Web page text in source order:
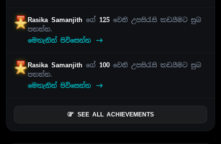
Rasika Samanjithගේ 125 වෙනි උපසිරැසි කඩයීමට සුබ
පතන්න.
මෙතැනින් පිවිසෙන්න
Rasika Samanjithගේ 100වෙනි උපසිරැසි කඩයීමට සුබ
පතන්න.
මෙතැනින් පිවිසෙන්න
SEE ALL ACHIEVEMENTS